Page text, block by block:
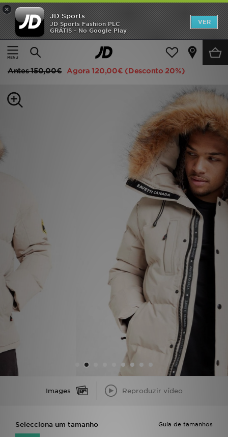
×
JD Sports
JD Sports Fashion PLC
GRÁTIS - No Google Play
VER
Página principal
Homem Roupa de Homem Casacos
Zavetti Canada Oshawa 2.0 Puffer Parka Jacket
Antes150,00€ Agora120,00€ (Desconto 20%)
Images Reproduzir vídeo
Guia de tamanhos
Selecciona um tamanho
INÍCIO
Promoções
MULHER
VER MARCAS
LOCALIZADOR DE LOJAS
MY JD
BLOG
ESTADO DO TEU PEDIDO
ATENÇÃO AO CLIENTE